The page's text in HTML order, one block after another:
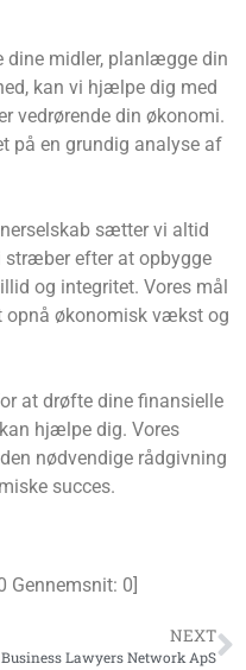
dine midler, planlægge din
kan vi hjælpe dig med
vedrørende din økonomi.
på en grundig analyse af
sætter vi altid
stræber efter at opbygge
og integritet. Vores mål
opnå økonomisk vækst og
at drøfte dine finansielle
hjælpe dig. Vores
nødvendige rådgivning
succes.
Gennemsnit: 0
NEXT
Business Lawyers Network ApS